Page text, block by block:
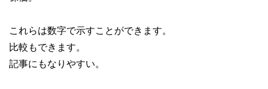
これらは数字で示すことができます。
比較もできます。
記事にもなりやすい。